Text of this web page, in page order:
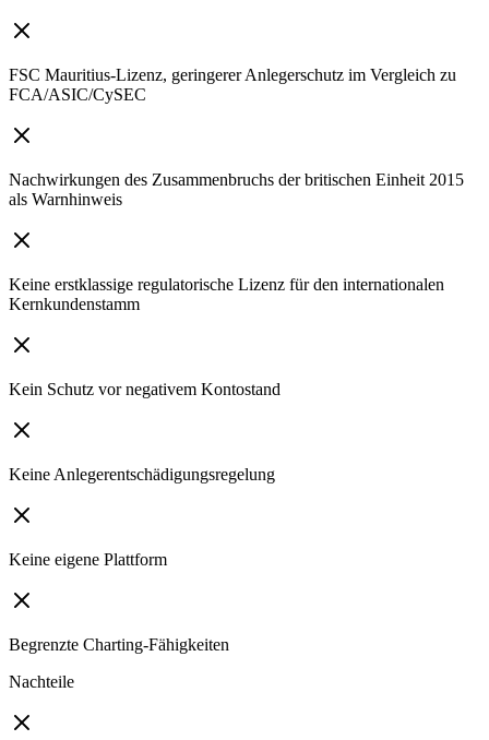
FSC Mauritius-Lizenz, geringerer Anlegerschutz im Vergleich zu
FCA/ASIC/CySEC
Nachwirkungen des Zusammenbruchs der britischen Einheit 2015
als Warnhinweis
Keine erstklassige regulatorische Lizenz für den internationalen
Kernkundenstamm
Kein Schutz vor negativem Kontostand
Keine Anlegerentschädigungsregelung
Keine eigene Plattform
Begrenzte Charting-Fähigkeiten
Nachteile